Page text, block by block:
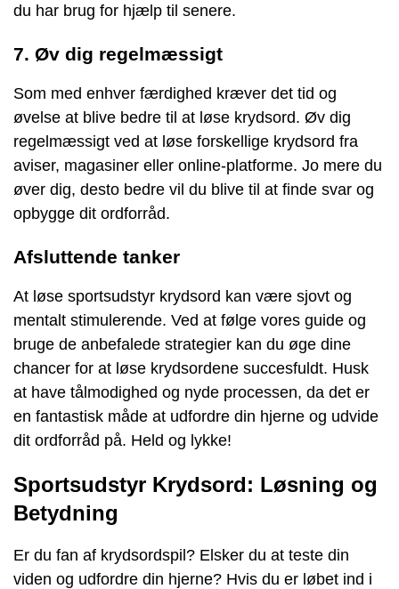
du har brug for hjælp til senere.
7. Øv dig regelmæssigt
Som med enhver færdighed kræver det tid og
øvelse at blive bedre til at løse krydsord. Øv dig
regelmæssigt ved at løse forskellige krydsord fra
aviser, magasiner eller online-platforme. Jo mere du
øver dig, desto bedre vil du blive til at finde svar og
opbygge dit ordforråd.
Afsluttende tanker
At løse sportsudstyr krydsord kan være sjovt og
mentalt stimulerende. Ved at følge vores guide og
bruge de anbefalede strategier kan du øge dine
chancer for at løse krydsordene succesfuldt. Husk
at have tålmodighed og nyde processen, da det er
en fantastisk måde at udfordre din hjerne og udvide
dit ordforråd på. Held og lykke!
Sportsudstyr Krydsord: Løsning og
Betydning
Er du fan af krydsordspil? Elsker du at teste din
viden og udfordre din hjerne? Hvis du er løbet ind i